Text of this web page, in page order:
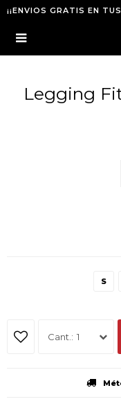
¡¡ENVIOS GRATIS EN

Legging
S
1